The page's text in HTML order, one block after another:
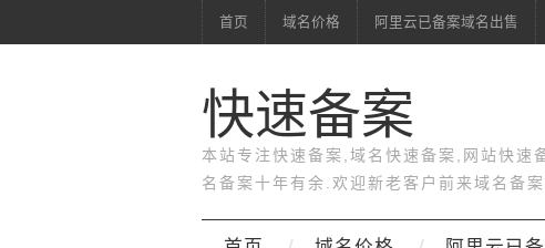
首页 域名价格 阿里云已备案域名出售
快速备案
本站专注快速备案,域名快速备案,网站快速
名备案十年有余.欢迎新老客户前来域名备案